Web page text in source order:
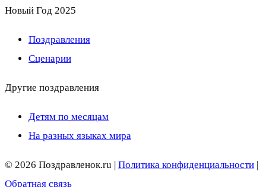
Новый Год 2025
Поздравления
Сценарии
Другие поздравления
Детям по месяцам
На разных языках мира
© 2026 Поздравленок.ru | Политика конфиденциальности |
Обратная связь